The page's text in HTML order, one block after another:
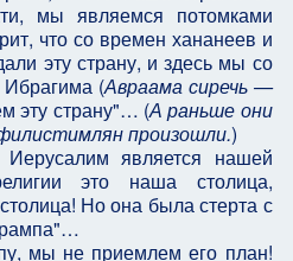
мы являемся потомками
что со времен хананеев и
эту страну, и здесь мы со
Ибрагима (Авраама сиречь —
эту страну"… (А раньше они
произошли.)
является нашей
это наша столица,
Но она была стерта с
мы не приемлем его план!